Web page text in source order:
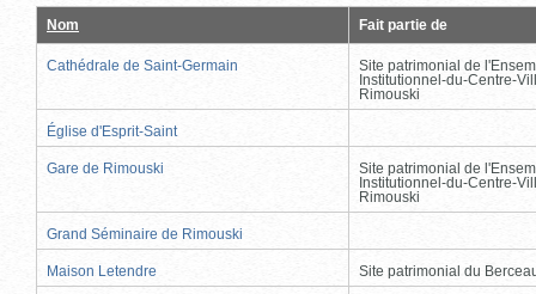
Nom Fait partie de
Cathédrale de Saint-Germain
Site patrimonial de
Institutionnel-du-Centre-
Rimouski
Église d'Esprit-Saint
Gare de Rimouski
Site patrimonial de
Institutionnel-du-Centre-
Rimouski
Grand Séminaire de Rimouski
Maison Letendre Site patrimonial du